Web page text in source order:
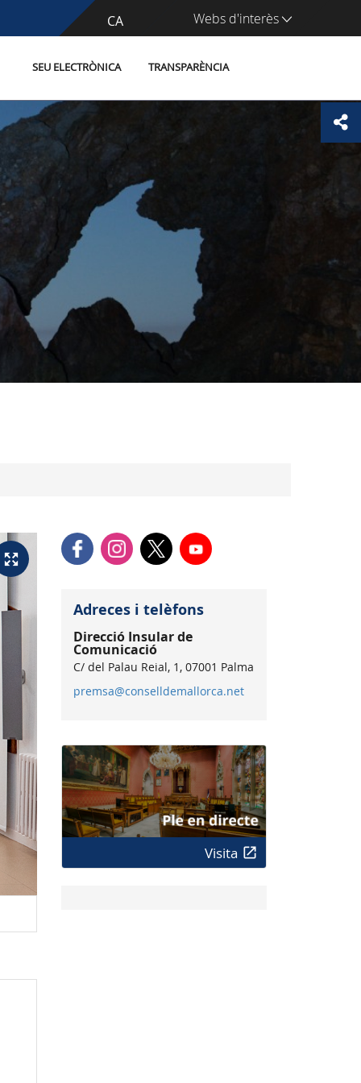
CA
ES Webs d'interès
SEU ELECTRÒNICA TRANSPARÈNCIA
Adreces i telèfons
Direcció Insular de
Comunicació
C/ del Palau Reial, 1, 07001 Palma
premsa@conselldemallorca.net
Visita